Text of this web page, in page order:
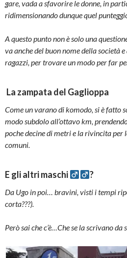
gare, vada a sfavorire le donne, in
ridimensionando dunque quel
A questo punto non è solo una
va anche del buon nome della società
ragazzi, per trovare un modo per far
La zampata del Gaglioppa
Come un varano di komodo, si è fatto
modo subdolo all’ottavo km,
poche decine di metri e la rivincita
comuni.
E gli altri maschi ?
Da Ugo in poi… bravini, visti i tempi
corta???).
Però sai che c’è…Che se la scrivano